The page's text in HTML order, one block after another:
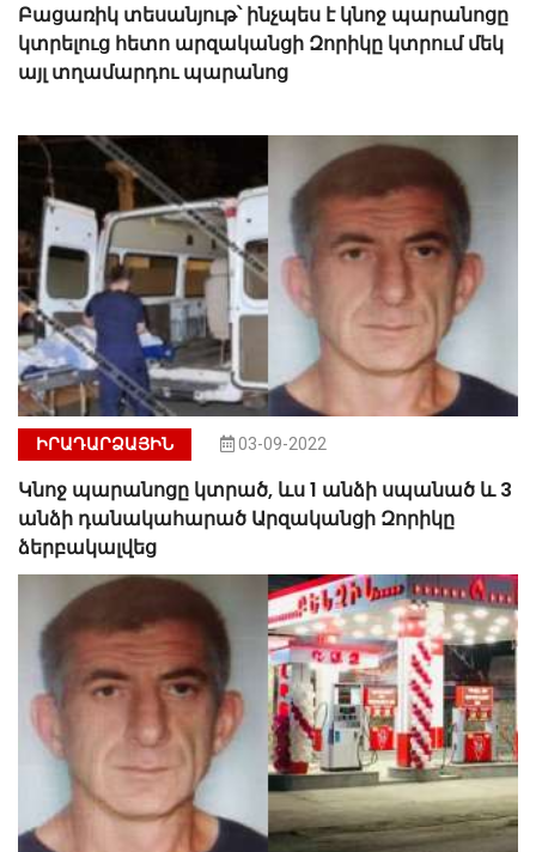
Բացառիկ տեսանյութ՝ ինչպես է կնոջ պարանոցը
կտրելուց հետո արզականցի Զորիկը կտրում մեկ
այլ տղամարդու պարանոց
ԻՐԱԴԱՐՁԱՅԻՆ 03-09-2022
Կնոջ պարանոցը կտրած, ևս 1 անձի սպանած և 3
անձի դանակահարած Արզականցի Զորիկը
ձերբակալվեց